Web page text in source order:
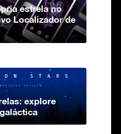
estrela no
Localizador de
explore